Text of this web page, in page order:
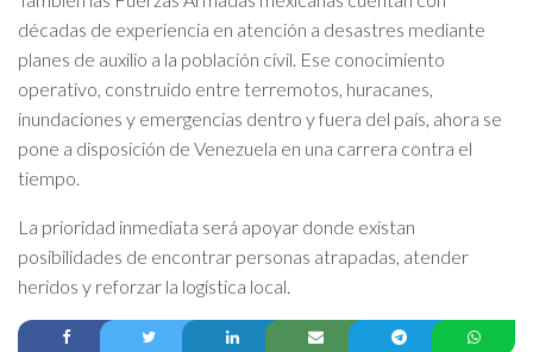
décadas de experiencia en atención a desastres mediante
planes de auxilio a la población civil. Ese conocimiento
operativo, construido entre terremotos, huracanes,
inundaciones y emergencias dentro y fuera del país, ahora se
pone a disposición de Venezuela en una carrera contra el
tiempo.
La prioridad inmediata será apoyar donde existan
posibilidades de encontrar personas atrapadas, atender
heridos y reforzar la logística local.